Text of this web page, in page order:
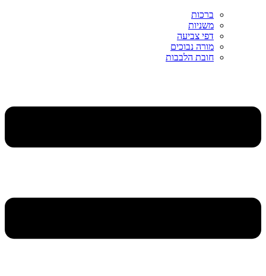
ברכות
משניות
דפי צביעה
מורה נבוכים
חובת הלבבות